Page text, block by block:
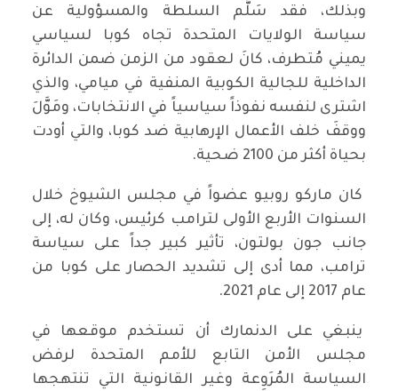
وبذلك، فقد سَلَّم السلطة والمسؤولية عن
سياسة الولايات المتحدة تجاه كوبا لسياسي
يميني مُتطرف، كانَ لعقود من الزمن ضمن الدائرة
الداخلية للجالية الكوبية المنفية في ميامي، والذي
اشترى لنفسه نفوذاً سياسياً في الانتخابات، ومَوَّلَ
ووقفَ خلف الأعمال الإرهابية ضد كوبا، والتي أودت
بحياة أكثر من 2100 ضحية.
كان ماركو روبيو عضواً في مجلس الشيوخ خلال
السنوات الأربع الأولى لترامب كرئيس، وكان له، إلى
جانب جون بولتون، تأثير كبير جداً على سياسة
ترامب، مما أدى إلى تشديد الحصار على كوبا من
عام 2017 إلى عام 2021.
ينبغي على الدنمارك أن تستخدم موقعها في
مجلس الأمن التابع للأمم المتحدة لرفض
السياسة المُرَوِعة وغير القانونية التي تنتهجها